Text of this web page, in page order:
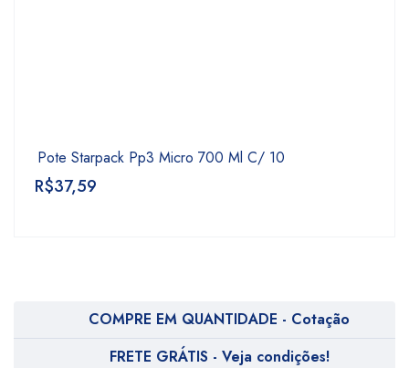
Pote Starpack Pp3 Micro 700 Ml C/ 10
R$37,59
COMPRE EM QUANTIDADE - Cotação
FRETE GRÁTIS - Veja condições!